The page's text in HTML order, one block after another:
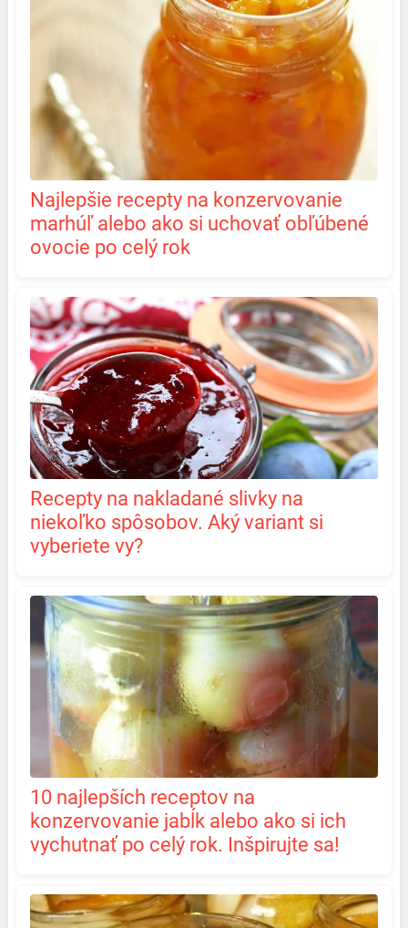
Najlepšie recepty na konzervovanie
marhúľ alebo ako si uchovať obľúbené
ovocie po celý rok
Recepty na nakladané slivky na
niekoľko spôsobov. Aký variant si
vyberiete vy?
10 najlepších receptov na
konzervovanie jabĺk alebo ako si ich
vychutnať po celý rok. Inšpirujte sa!